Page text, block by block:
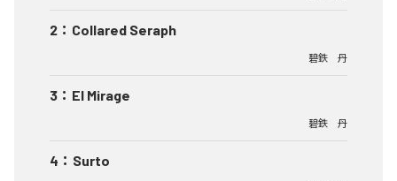
2 ： Collared Seraph
碧鉄 丹
3 ： El Mirage
碧鉄 丹
4 ： Surto